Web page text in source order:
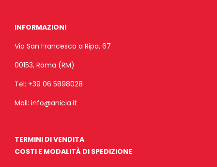
INFORMAZIONI
Via San Francesco a Ripa, 67
00153, Roma (RM)
Tel: +39 06 5898028
Mail: info@anicia.it
TERMINI DI VENDITA
COSTI E MODALITÀ DI SPEDIZIONE